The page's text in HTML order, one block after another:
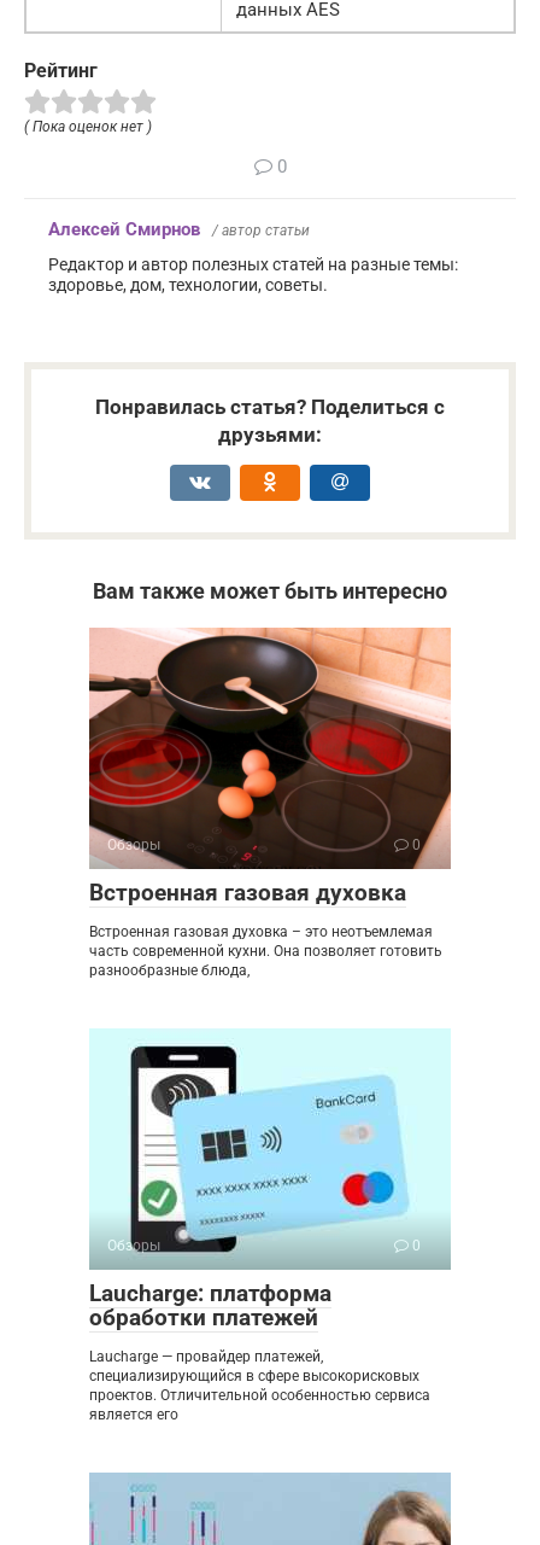
данных AES
Рейтинг
( Пока оценок нет )
0
Алексей Смирнов / автор статьи
Редактор и автор полезных статей на разные темы:
здоровье, дом, технологии, советы.
Понравилась статья? Поделиться с
друзьями:
Вам также может быть интересно
Обзоры 0
Встроенная газовая духовка
Встроенная газовая духовка – это неотъемлемая
часть современной кухни. Она позволяет готовить
разнообразные блюда,
Обзоры 0
Laucharge: платформа
обработки платежей
Laucharge — провайдер платежей,
специализирующийся в сфере высокорисковых
проектов. Отличительной особенностью сервиса
является его